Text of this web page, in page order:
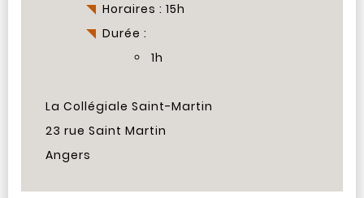
Horaires : 15h
Durée :
1h
La Collégiale Saint-Martin
23 rue Saint Martin
Angers